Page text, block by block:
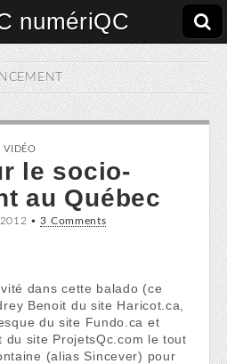
numériQC
,VIDÉO
le socio-
au Québec
•3 Comments
dans cette balado (ce
Benoit du site Haricot.ca,
du site Fundo.ca et
du site ProjetsQc.com le tout
(alias Sincever) pour